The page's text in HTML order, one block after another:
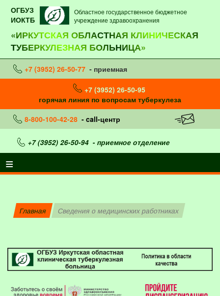
ОГБУЗ
ИОКТБ
Областное государственное бюджетное
учреждение здравоохранения
«ИРКУТСКАЯ ОБЛАСТНАЯ КЛИНИЧЕСКАЯ
ТУБЕРКУЛЕЗНАЯ БОЛЬНИЦА»
+7 (3952) 26-50-77 - приемная
+7 (3952) 26-50-95
горячая линия по вопросам туберкулеза
8-800-100-42-28 - call-центр
+7 (3952) 26-50-94- приемное отделение
Главная Сведения о медицинских работниках